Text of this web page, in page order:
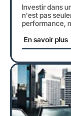
Investir dans
n'est pas
performance,
En savoir plus